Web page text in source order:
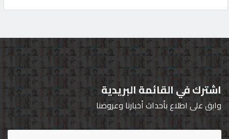
اشترك في القائمة البريدية
وابق على اطلاع بأحداث أخبارنا وعروضنا